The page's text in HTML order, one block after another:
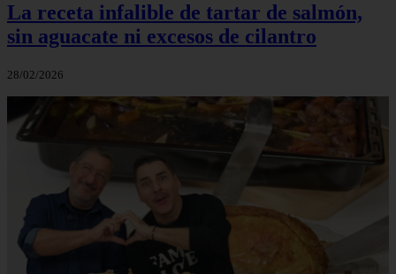
La receta infalible de tartar de salmón,
sin aguacate ni excesos de cilantro
28/02/2026